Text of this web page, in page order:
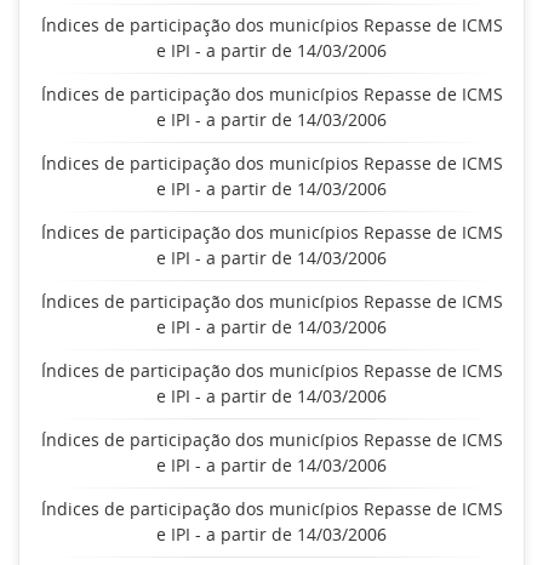
Índices de participação dos municípios Repasse de ICMS
e IPI - a partir de 14/03/2006
Índices de participação dos municípios Repasse de ICMS
e IPI - a partir de 14/03/2006
Índices de participação dos municípios Repasse de ICMS
e IPI - a partir de 14/03/2006
Índices de participação dos municípios Repasse de ICMS
e IPI - a partir de 14/03/2006
Índices de participação dos municípios Repasse de ICMS
e IPI - a partir de 14/03/2006
Índices de participação dos municípios Repasse de ICMS
e IPI - a partir de 14/03/2006
Índices de participação dos municípios Repasse de ICMS
e IPI - a partir de 14/03/2006
Índices de participação dos municípios Repasse de ICMS
e IPI - a partir de 14/03/2006